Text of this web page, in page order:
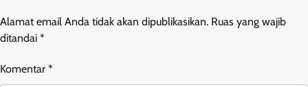
Alamat email Anda tidak akan dipublikasikan. Ruas yang wajib
ditandai *
Komentar *